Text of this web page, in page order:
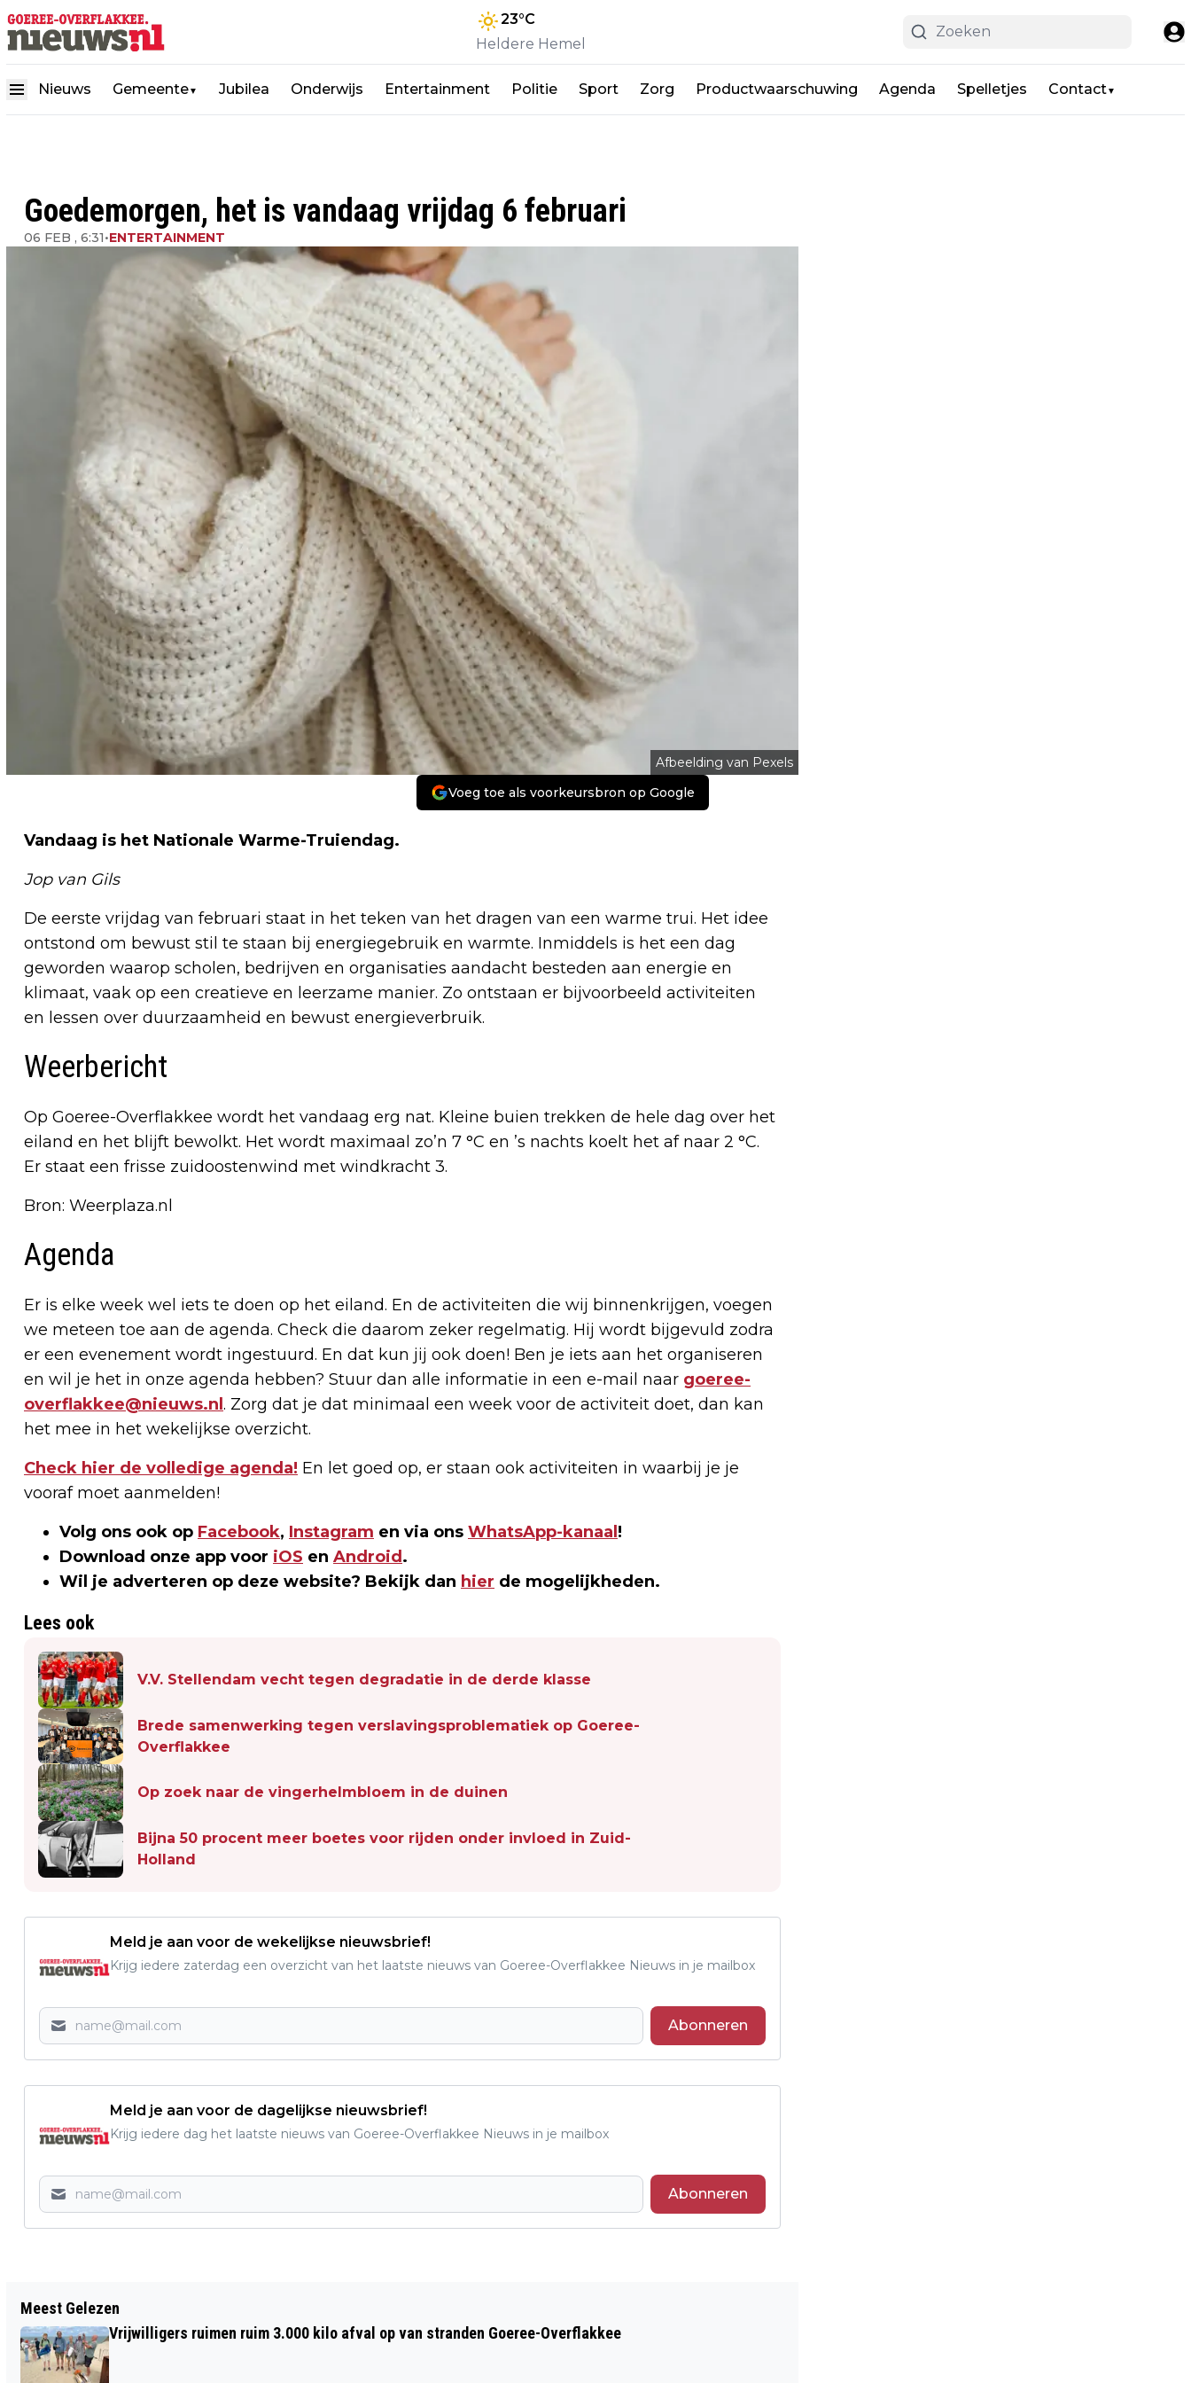
23°C
Heldere Hemel
Nieuws Gemeente▼ Jubilea Onderwijs Entertainment Politie Sport Zorg Productwaarschuwing Agenda Spelletjes Contact▼
Goedemorgen, het is vandaag vrijdag 6 februari
06 FEB , 6:31•ENTERTAINMENT
Afbeelding van Pexels
Voeg toe als voorkeursbron op Google
Vandaag is het Nationale Warme-Truiendag.
Jop van Gils
De eerste vrijdag van februari staat in het teken van het dragen van een warme trui. Het idee
ontstond om bewust stil te staan bij energiegebruik en warmte. Inmiddels is het een dag
geworden waarop scholen, bedrijven en organisaties aandacht besteden aan energie en
klimaat, vaak op een creatieve en leerzame manier. Zo ontstaan er bijvoorbeeld activiteiten
en lessen over duurzaamheid en bewust energieverbruik.
Weerbericht
Op Goeree-Overflakkee wordt het vandaag erg nat. Kleine buien trekken de hele dag over het
eiland en het blijft bewolkt. Het wordt maximaal zo’n 7 °C en ’s nachts koelt het af naar 2 °C.
Er staat een frisse zuidoostenwind met windkracht 3.
Bron: Weerplaza.nl
Agenda
Er is elke week wel iets te doen op het eiland. En de activiteiten die wij binnenkrijgen, voegen
we meteen toe aan de agenda. Check die daarom zeker regelmatig. Hij wordt bijgevuld zodra
er een evenement wordt ingestuurd. En dat kun jij ook doen! Ben je iets aan het organiseren
en wil je het in onze agenda hebben? Stuur dan alle informatie in een e-mail naar goeree-
overflakkee@nieuws.nl . Zorg dat je dat minimaal een week voor de activiteit doet, dan kan
het mee in het wekelijkse overzicht.
Check hier de volledige agenda! En let goed op, er staan ook activiteiten in waarbij je je
vooraf moet aanmelden!
Volg ons ook op Facebook, Instagram en via ons WhatsApp-kanaal !
Download onze app voor iOS en Android .
Wil je adverteren op deze website? Bekijk dan hier de mogelijkheden.
Lees ook
V.V. Stellendam vecht tegen degradatie in de derde klasse
Brede samenwerking tegen verslavingsproblematiek op Goeree-
Overflakkee
Op zoek naar de vingerhelmbloem in de duinen
Bijna 50 procent meer boetes voor rijden onder invloed in Zuid-
Holland
Meld je aan voor de wekelijkse nieuwsbrief!
Krijg iedere zaterdag een overzicht van het laatste nieuws van Goeree-Overflakkee Nieuws in je mailbox
Abonneren
Meld je aan voor de dagelijkse nieuwsbrief!
Krijg iedere dag het laatste nieuws van Goeree-Overflakkee Nieuws in je mailbox
Abonneren
BREDE SAMENWERKING TEGEN
VERSLAVINGSPROBLEMATIEK OP
GOEREE-OVERFLAKKEE
BRANCHETAFEL VOOR
Meest Gelezen
Vrijwilligers ruimen ruim 3.000 kilo afval op van stranden Goeree-Overflakkee